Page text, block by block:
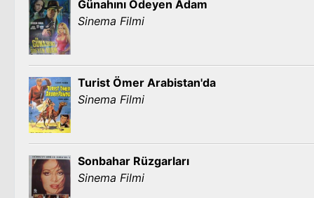
Günahını Ödeyen Adam
Sinema Filmi
Turist Ömer Arabistan'da
Sinema Filmi
Sonbahar Rüzgarları
Sinema Filmi